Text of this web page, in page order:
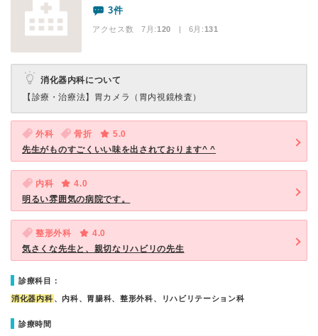
3件
アクセス数 7月:120 | 6月:131
消化器内科について
【診療・治療法】 胃カメラ（胃内視鏡検査）
外科 骨折
5.0
先生がものすごくいい味を出されております^ ^
内科
4.0
明るい雰囲気の病院です。
整形外科
4.0
気さくな先生と、親切なリハビリの先生
診療科目：
消化器内科 、内科、胃腸科、整形外科、リハビリテーション科
診療時間